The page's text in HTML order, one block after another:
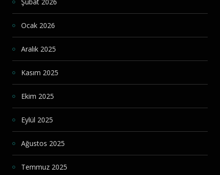
Şubat 2026
Ocak 2026
Aralık 2025
Kasım 2025
Ekim 2025
Eylül 2025
Ağustos 2025
Temmuz 2025